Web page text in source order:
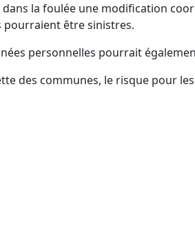
la foulée une modification
pourraient être sinistres.
personnelles pourrait
des communes, le risque pour